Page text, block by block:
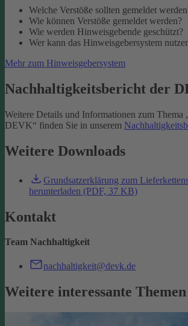
Welche Verstöße sollten gemeldet
Wie können Verstöße gemeldet werden?
Wie werden Hinweisgebende geschützt?
Wer kann das Hinweisgebersystem
Mehr zum Hinweisgebersystem
Nachhaltigkeitsbericht der
Weitere Details und Informationen zum Thema
DEVK“ finden Sie in unserem
Weitere Downloads
Grundsatzerklärung zum
herunterladen (PDF, 37 KB)
Kontakt
Team Nachhaltigkeit
nachhaltigkeit@devk.de
Weitere interessante Themen